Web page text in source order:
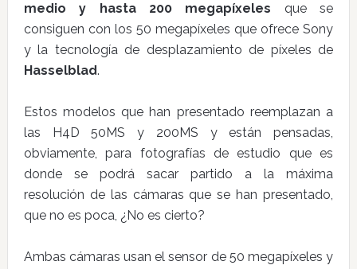
medio y hasta 200 megapíxeles que se
consiguen con los 50 megapíxeles que ofrece Sony
y la tecnología de desplazamiento de píxeles de
Hasselblad.
Estos modelos que han presentado reemplazan a
las H4D 50MS y 200MS y están pensadas,
obviamente, para fotografías de estudio que es
donde se podrá sacar partido a la máxima
resolución de las cámaras que se han presentado,
que no es poca, ¿No es cierto?
Ambas cámaras usan el sensor de 50 megapíxeles y